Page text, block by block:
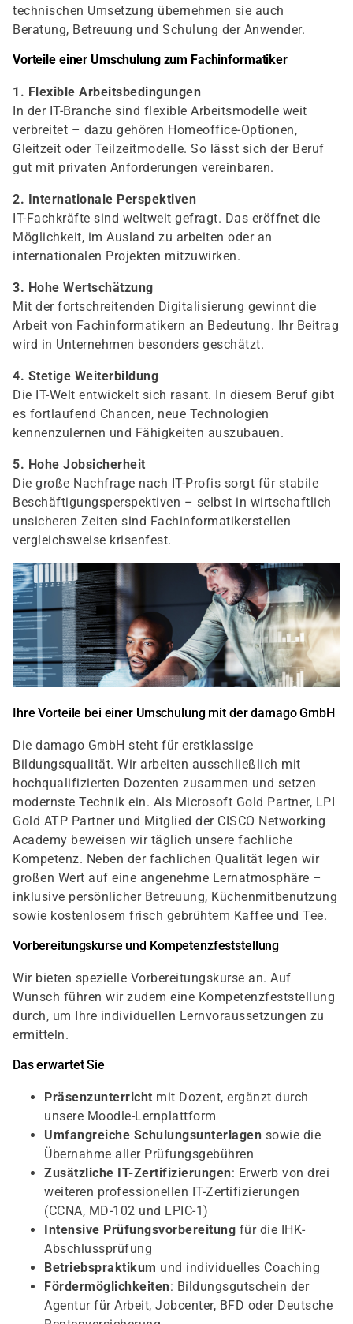
technischen Umsetzung übernehmen sie auch
Beratung, Betreuung und Schulung der Anwender.
Vorteile einer Umschulung zum Fachinformatiker
1. Flexible Arbeitsbedingungen
In der IT-Branche sind flexible Arbeitsmodelle weit
verbreitet – dazu gehören Homeoffice-Optionen,
Gleitzeit oder Teilzeitmodelle. So lässt sich der Beruf
gut mit privaten Anforderungen vereinbaren.
2. Internationale Perspektiven
IT-Fachkräfte sind weltweit gefragt. Das eröffnet die
Möglichkeit, im Ausland zu arbeiten oder an
internationalen Projekten mitzuwirken.
3. Hohe Wertschätzung
Mit der fortschreitenden Digitalisierung gewinnt die
Arbeit von Fachinformatikern an Bedeutung. Ihr Beitrag
wird in Unternehmen besonders geschätzt.
4. Stetige Weiterbildung
Die IT-Welt entwickelt sich rasant. In diesem Beruf gibt
es fortlaufend Chancen, neue Technologien
kennenzulernen und Fähigkeiten auszubauen.
5. Hohe Jobsicherheit
Die große Nachfrage nach IT-Profis sorgt für stabile
Beschäftigungsperspektiven – selbst in wirtschaftlich
unsicheren Zeiten sind Fachinformatikerstellen
vergleichsweise krisenfest.
Ihre Vorteile bei einer Umschulung mit der damago GmbH
Die damago GmbH steht für erstklassige
Bildungsqualität. Wir arbeiten ausschließlich mit
hochqualifizierten Dozenten zusammen und setzen
modernste Technik ein. Als Microsoft Gold Partner, LPI
Gold ATP Partner und Mitglied der CISCO Networking
Academy beweisen wir täglich unsere fachliche
Kompetenz. Neben der fachlichen Qualität legen wir
großen Wert auf eine angenehme Lernatmosphäre –
inklusive persönlicher Betreuung, Küchenmitbenutzung
sowie kostenlosem frisch gebrühtem Kaffee und Tee.
Vorbereitungskurse und Kompetenzfeststellung
Wir bieten spezielle Vorbereitungskurse an. Auf
Wunsch führen wir zudem eine Kompetenzfeststellung
durch, um Ihre individuellen Lernvoraussetzungen zu
ermitteln.
Das erwartet Sie
Präsenzunterricht mit Dozent, ergänzt durch
unsere Moodle-Lernplattform
Umfangreiche Schulungsunterlagen sowie die
Übernahme aller Prüfungsgebühren
Zusätzliche IT-Zertifizierungen: Erwerb von drei
weiteren professionellen IT-Zertifizierungen
(CCNA, MD-102 und LPIC-1)
Intensive Prüfungsvorbereitung für die IHK-
Abschlussprüfung
Betriebspraktikum und individuelles Coaching
Fördermöglichkeiten: Bildungsgutschein der
Agentur für Arbeit, Jobcenter, BFD oder Deutsche